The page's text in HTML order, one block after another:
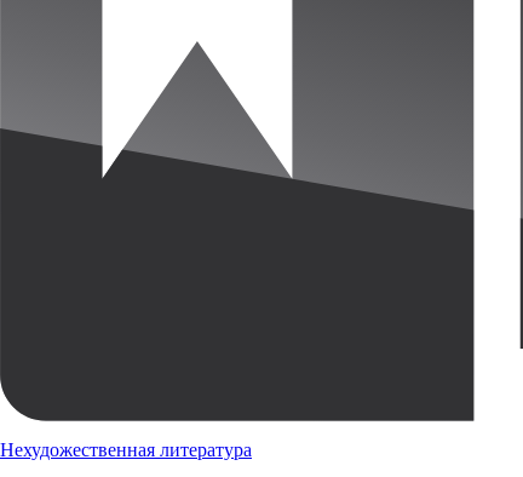
Нехудожественная литература